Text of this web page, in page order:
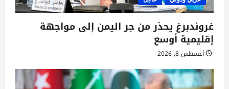
غروندبرغ يحذر من جر اليمن إلى مواجهة
إقليمية أوسع
أغسطس 8, 2026